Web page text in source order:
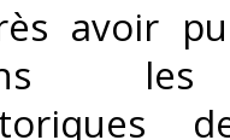
avoir
les